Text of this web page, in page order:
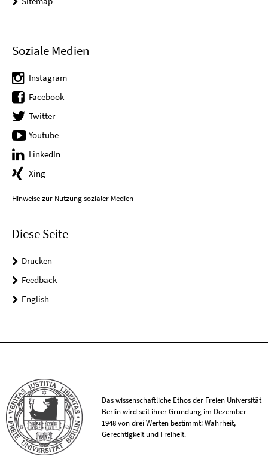
Soziale Medien
Instagram
Facebook
Twitter
Youtube
LinkedIn
Xing
Hinweise zur Nutzung sozialer Medien
Diese Seite
Drucken
Feedback
English
Das wissenschaftliche Ethos der Freien Universität
Berlin wird seit ihrer Gründung im Dezember
1948 von drei Werten bestimmt: Wahrheit,
Gerechtigkeit und Freiheit.